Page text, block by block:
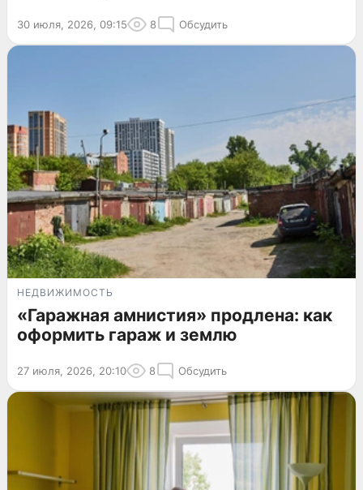
30 июля, 2026, 09:15 8 Обсудить
НЕДВИЖИМОСТЬ
«Гаражная амнистия» продлена: как
оформить гараж и землю
27 июля, 2026, 20:10 8 Обсудить